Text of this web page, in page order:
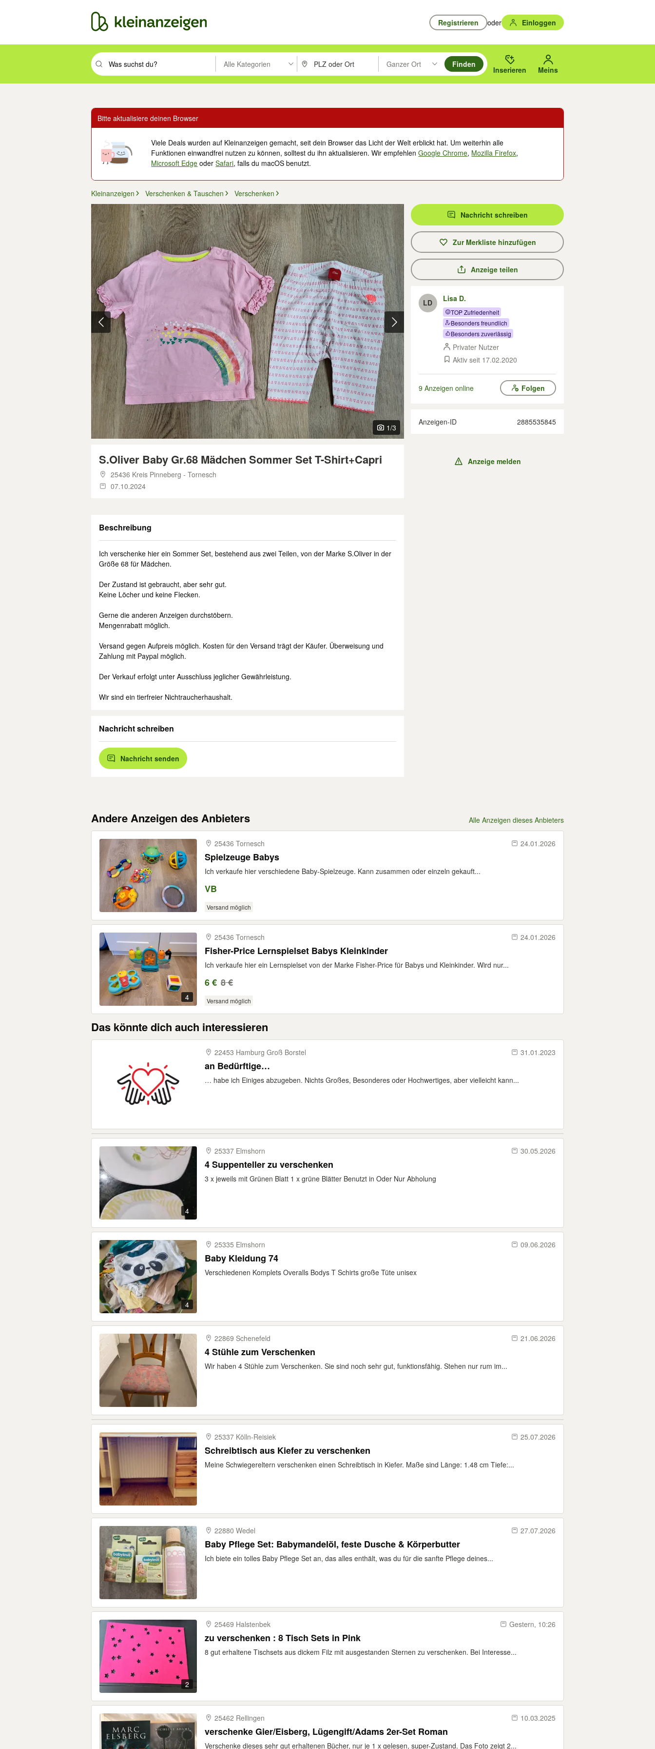
Registrieren oder Einloggen
Suchbegriff eingeben. Eingabetaste drücken um zu suchen, oder Vorschläge mit den Pfeiltasten nach oben/unten durchsuchen und mit Eingabetaste auswählen.
Alle Kategorien PLZ oder Ort eingeben. Eingabetaste drücken um zu suchen, oder Vorschläge mit den Pfeiltasten nach oben/
Ganzer Ort
Suche im Umkreis des gewählten Orts oder PLZ.
Finden
Inserieren Meins
Bitte aktualisiere deinen Browser
Viele Deals wurden auf Kleinanzeigen gemacht, seit dein Browser das Licht der Welt erblickt hat. Um weiterhin alle
Funktionen einwandfrei nutzen zu können, solltest du ihn aktualisieren. Wir empfehlenGoogle Chrome, Mozilla Firefox,
Microsoft Edge oderSafari, falls du macOS benutzt.
Kleinanzeigen Verschenken & Tauschen Verschenken
1/3
S.Oliver Baby Gr.68 Mädchen Sommer Set T-Shirt+Capri
25436 Kreis Pinneberg - Tornesch
07.10.2024
Beschreibung
Ich verschenke hier ein Sommer Set, bestehend aus zwei Teilen, von der Marke S.Oliver in der
Größe 68 für Mädchen.
Der Zustand ist gebraucht, aber sehr gut.
Keine Löcher und keine Flecken.
Gerne die anderen Anzeigen durchstöbern.
Mengenrabatt möglich.
Versand gegen Aufpreis möglich. Kosten für den Versand trägt der Käufer. Überweisung und
Zahlung mit Paypal möglich.
Der Verkauf erfolgt unter Ausschluss jeglicher Gewährleistung.
Wir sind ein tierfreier Nichtraucherhaushalt.
Nachricht schreiben
Nachricht senden
Nachricht schreiben
Zur Merkliste hinzufügen
Anzeige teilen
LD Lisa D.
TOP Zufriedenheit
Besonders freundlich
Besonders zuverlässig
Privater Nutzer
Aktiv seit 17.02.2020
9 Anzeigen online Folgen
Anzeigen-ID 2885535845
Anzeige melden
Andere Anzeigen des Anbieters Alle Anzeigen dieses Anbieters
25436 Tornesch 24.01.2026
Spielzeuge Babys
Ich verkaufe hier verschiedene Baby-Spielzeuge. Kann zusammen oder einzeln gekauft...
VB
Versand möglich
4
25436 Tornesch 24.01.2026
Fisher-Price Lernspielset Babys Kleinkinder
Ich verkaufe hier ein Lernspielset von der Marke Fisher-Price für Babys und Kleinkinder. Wird nur...
6 € 8 €
Versand möglich
Das könnte dich auch interessieren
22453 Hamburg Groß Borstel 31.01.2023
an Bedürftige…
… habe ich Einiges abzugeben. Nichts Großes, Besonderes oder Hochwertiges, aber vielleicht kann...
4
25337 Elmshorn 30.05.2026
4 Suppenteller zu verschenken
3 x jeweils mit Grünen Blatt 1 x grüne Blätter Benutzt in Oder Nur Abholung
4
25335 Elmshorn 09.06.2026
Baby Kleidung 74
Verschiedenen Komplets Overalls Bodys T Schirts große Tüte unisex
22869 Schenefeld 21.06.2026
4 Stühle zum Verschenken
Wir haben 4 Stühle zum Verschenken. Sie sind noch sehr gut, funktionsfähig. Stehen nur rum im...
25337 Kölln-​Reisiek 25.07.2026
Schreibtisch aus Kiefer zu verschenken
Meine Schwiegereltern verschenken einen Schreibtisch in Kiefer. Maße sind Länge: 1.48 cm Tiefe:...
22880 Wedel 27.07.2026
Baby Pflege Set: Babymandelöl, feste Dusche & Körperbutter
Ich biete ein tolles Baby Pflege Set an, das alles enthält, was du für die sanfte Pflege deines...
2
25469 Halstenbek Gestern, 10:26
zu verschenken : 8 Tisch Sets in Pink
8 gut erhaltene Tischsets aus dickem Filz mit ausgestanden Sternen zu verschenken. Bei Interesse...
25462 Rellingen 10.03.2025
verschenke Gier/Eisberg, Lügengift/Adams 2er-Set Roman
Verschenke dieses sehr gut erhaltenen Bücher, nur je 1 x gelesen, super-Zustand. Das Foto zeigt 2...